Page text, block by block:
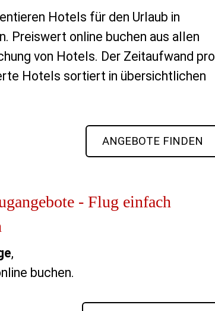
Hotels für den Urlaub in
Preiswert online buchen aus allen
von Hotels. Der Zeitaufwand pro
Hotels sortiert in übersichtlichen
ANGEBOTE FINDEN
- Flug einfach
,
buchen.